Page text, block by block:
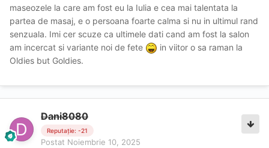
maseozele la care am fost eu la Iulia e cea mai talentata la
partea de masaj, e o persoana foarte calma si nu in ultimul rand
senzuala. Imi cer scuze ca ultimele dati cand am fost la salon
am incercat si variante noi de fete
in viitor o sa raman la
Oldies but Goldies.
Dani8080
Reputație: -21
Postat Noiembrie 10, 2025